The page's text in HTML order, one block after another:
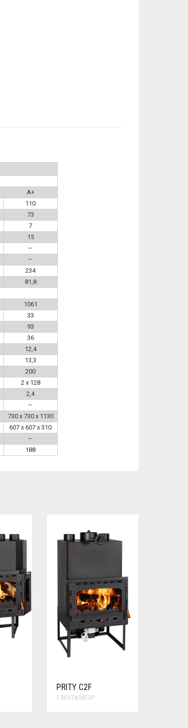
A+
110
73
7
15
–
–
234
81,8
1061
33
93
36
12,4
13,3
200
2 x 128
2,4
–
730 x 730 x 1130
607 x 607 x 310
–
188
PRITY C2F
С ВЕНТИЛАТОР